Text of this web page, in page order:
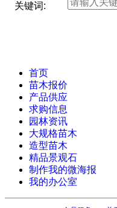
关键词:
首页
苗木报价
产品供应
求购信息
园林资讯
大规格苗木
造型苗木
精品景观石
制作我的微海报
我的办公室